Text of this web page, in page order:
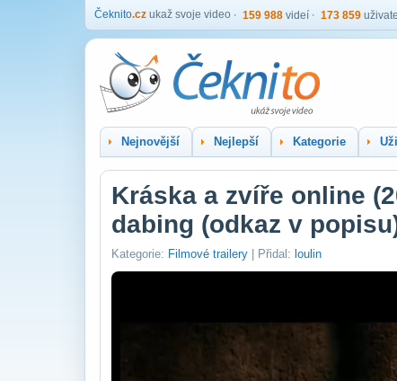
Čeknito.cz ukaž svoje video 159 988 videí 173 859
Nejnovější Nejlepší Kategorie
Kráska a zvíře online
dabing (odkaz v
Kategorie: Filmové trailery | Přidal: loulin